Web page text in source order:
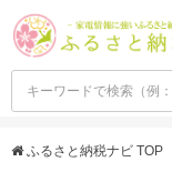
ふるさと納税ナビ TOP